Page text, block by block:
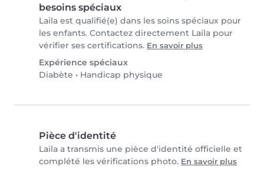
besoins spéciaux
Laila est qualifié(e) dans les soins spéciaux pour
les enfants. Contactez directement Laila pour
vérifier ses certifications. En savoir plus
Expérience spéciaux
Diabète • Handicap physique
Pièce d'identité
Laila a transmis une pièce d'identité officielle et
complété les vérifications photo. En savoir plus